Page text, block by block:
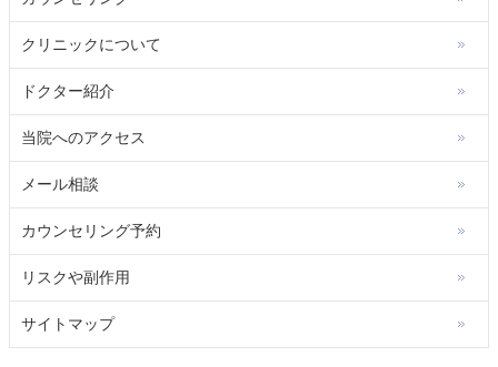
クリニックについて
ドクター紹介
当院へのアクセス
メール相談
カウンセリング予約
リスクや副作用
サイトマップ